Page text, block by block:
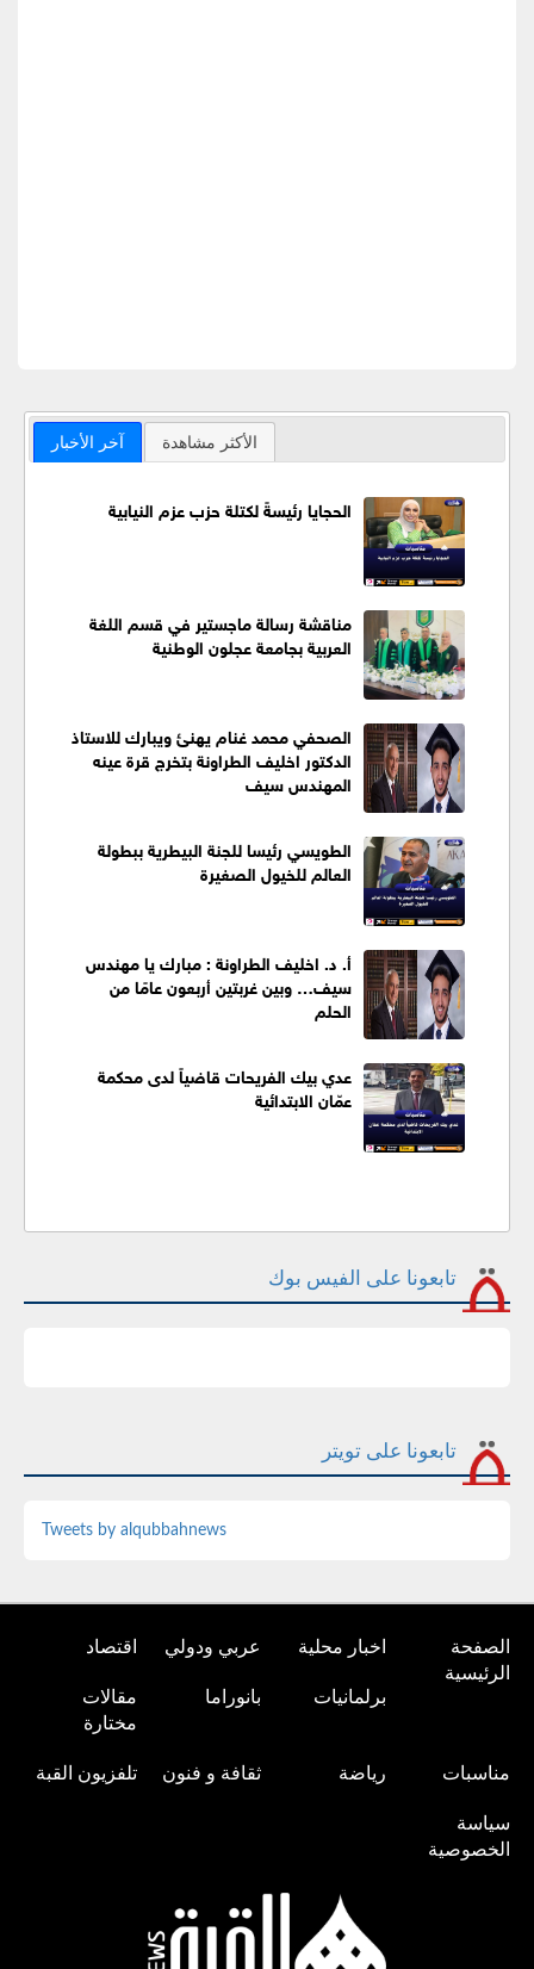
آخر الأخبار الأكثر مشاهدة
الحجايا رئيسةً لكتلة حزب عزم النيابية
مناقشة رسالة ماجستير في قسم اللغة
العربية بجامعة عجلون الوطنية
الصحفي محمد غنام يهنئ ويبارك للاستاذ
الدكتور اخليف الطراونة بتخرج قرة عينه
المهندس سيف
الطويسي رئيسا للجنة البيطرية ببطولة
العالم للخيول الصغيرة
أ. د. اخليف الطراونة : مبارك يا مهندس
سيف… وبين غربتين أربعون عامًا من
الحلم
عدي بيك الفريحات قاضياً لدى محكمة
عمّان الابتدائية
تابعونا على الفيس بوك
تابعونا على تويتر
Tweets by alqubbahnews
الصفحة
الرئيسية
اخبار محلية عربي ودولي اقتصاد
برلمانيات بانوراما
مقالات
مختارة
مناسبات رياضة ثقافة و فنون تلفزيون القبة
سياسة
الخصوصية